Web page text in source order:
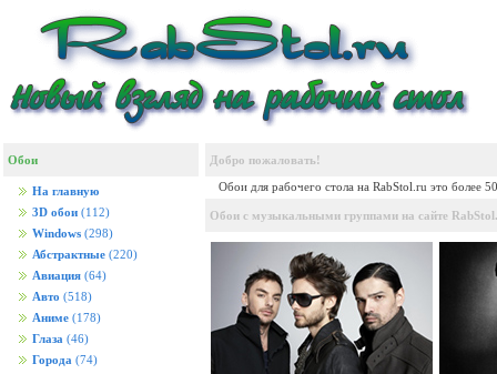
Обои
На главную
3D обои (112)
Windows (298)
Абстрактные (220)
Авиация (64)
Авто (518)
Аниме (178)
Глаза (46)
Города (74)
Добро пожаловать!
Обои для рабочего стола на RabStol.ru это более
Обои с музыкальными группами на сайте